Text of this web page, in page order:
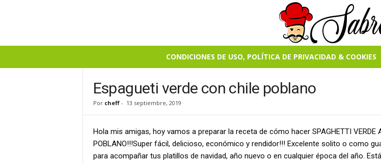
CONDICIONES DE USO, POLÍTICA DE PRIVACIDAD & COOKIES
Espagueti verde con chile poblano
Por cheff- 13 septiembre, 2019
Hola mis amigas, hoy vamos a preparar la receta de cómo hacer SPAGHETTI VERDE
POBLANO!!!Super fácil, delicioso, económico y rendidor!!! Excelente solito o como
para acompañar tus platillos de navidad, año nuevo o en cualquier época del año.